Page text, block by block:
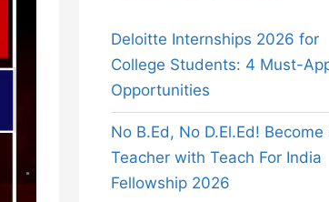
Deloitte Internships 2026 for
College Students: 4 Must-
Opportunities
No B.Ed, No D.El.Ed! Become
Teacher with Teach For India
Fellowship 2026